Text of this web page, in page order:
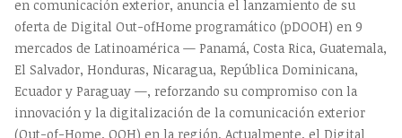
en comunicación exterior, anuncia el lanzamiento de su
oferta de Digital Out-ofHome programático (pDOOH) en 9
mercados de Latinoamérica — Panamá, Costa Rica, Guatemala,
El Salvador, Honduras, Nicaragua, República Dominicana,
Ecuador y Paraguay —, reforzando su compromiso con la
innovación y la digitalización de la comunicación exterior
(Out-of-Home, OOH) en la región. Actualmente, el Digital